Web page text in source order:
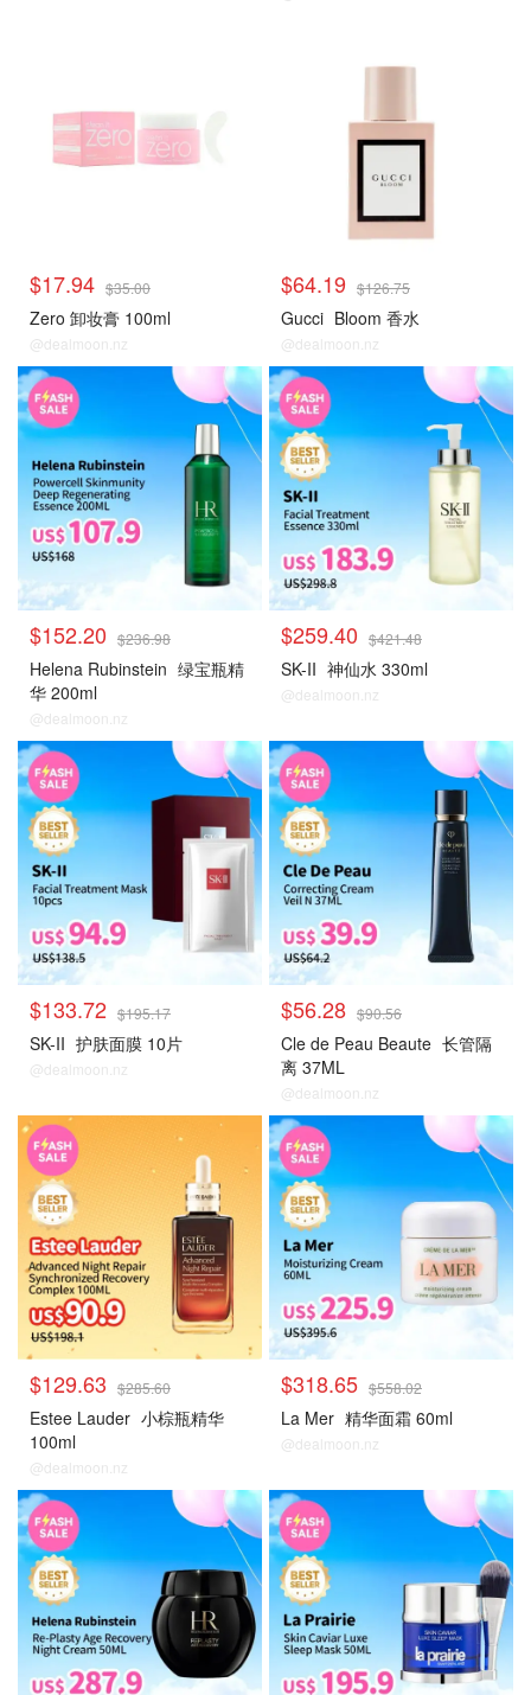
$17.94 $35.00
Zero 卸妆膏 100ml
@dealmoon.nz
$64.19 $126.75
Gucci Bloom 香水
@dealmoon.nz
大牌秒杀
$152.20 $236.98
Helena Rubinstein 绿宝瓶精
华 200ml
@dealmoon.nz
大牌秒杀
$259.40 $421.48
SK-II 神仙水 330ml
@dealmoon.nz
大牌秒杀
$133.72 $195.17
SK-II 护肤面膜 10片
@dealmoon.nz
大牌秒杀
$56.28 $90.56
Cle de Peau Beaute 长管隔
离 37ML
@dealmoon.nz
大牌秒杀
$129.63 $285.60
Estee Lauder 小棕瓶精华
100ml
@dealmoon.nz
大牌秒杀
$318.65 $558.02
La Mer 精华面霜 60ml
@dealmoon.nz
大牌秒杀 大牌秒杀